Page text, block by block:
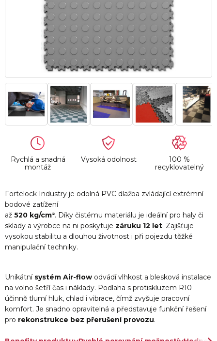
Rychlá a snadná
montáž
Vysoká odolnost
100 %
recyklovatelný
Fortelock Industry je odolná PVC dlažba zvládající extrémní
bodové zatížení
až 520 kg/cm². Díky čistému materiálu je ideální pro haly či
sklady a výrobce na ni poskytuje záruku 12 let. Zajišťuje
vysokou stabilitu a dlouhou životnost i při pojezdu těžké
manipulační techniky.
Unikátní systém Air-flow odvádí vlhkost a blesková instalace
na volno šetří čas i náklady. Podlaha s protiskluzem R10
účinně tlumí hluk, chlad i vibrace, čímž zvyšuje pracovní
komfort. Je snadno opravitelná a představuje funkční řešení
pro rekonstrukce bez přerušení provozu.